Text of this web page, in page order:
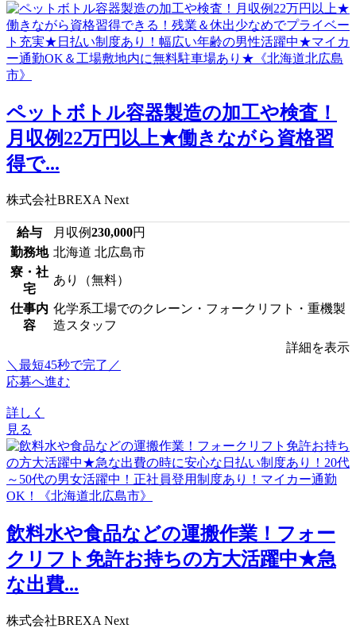
ペットボトル容器製造の加工や検査！
月収例22万円以上★働きながら資格習
得で...
株式会社BREXA Next
給与 月収例230,000円
勤務地 北海道 北広島市
寮・社
宅
あり（無料）
仕事内
容
化学系工場でのクレーン・フォークリフト・重機製
造スタッフ
詳細を表示
＼最短45秒で完了／
応募へ進む
詳しく
見る
飲料水や食品などの運搬作業！フォー
クリフト免許お持ちの方大活躍中★急
な出費...
株式会社BREXA Next